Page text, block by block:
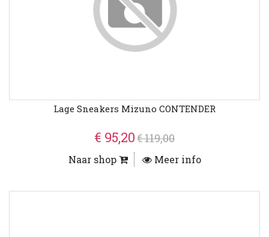
Lage Sneakers Mizuno CONTENDER
€ 95,20€ 119,00
Naar shop Meer info